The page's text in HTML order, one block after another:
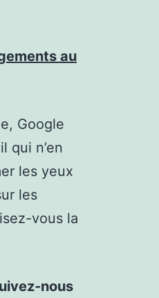
au
Google
qui n’en
les yeux
les
vous la
nous